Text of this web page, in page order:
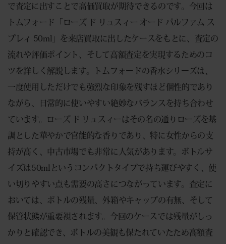
で査定に出すことで高価買取が期待できるのです。今回は
トムフォード「ローズ ド リュスィー オード パルファム ス
プレィ 50ml」を来店買取に出したケースをもとに、査定の
流れや評価ポイント、そして高額査定を実現するためのコ
ツを詳しく解説します。トムフォードの香水シリーズは、
一度使用しただけでも強烈な印象を残すほど個性的であり
ながら、日常的に使いやすい絶妙なバランスを持ち合わせ
ています。ローズ ド リュスィーはその名の通りローズを基
調とした華やかで官能的な香りであり、特に女性からの支
持が高く、中古市場でも非常に人気があります。ボトルサ
イズは50mlというコンパクトタイプで持ち運びやすく、使
い切りやすい点も需要の高さにつながっています。査定に
おいては、ボトルの残量、外箱やキャップの有無、そして
保管状態が重要視されます。今回のケースでは残量がしっ
かりと確認でき、ボトルの美観も保たれていたため高額査